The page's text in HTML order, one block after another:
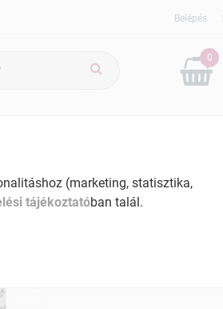
Belépés
0
(marketing, statisztika,
tájékoztatóban talál.